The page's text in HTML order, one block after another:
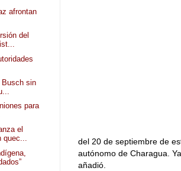
del 20 de septiembre de
autónomo de Charagua.
añadió.
afrontan
del
Busch sin
para
el
quec...